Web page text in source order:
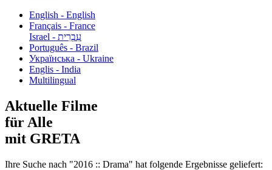
English - English
Français - France
עִבְרִית - Israel
Português - Brazil
Українська - Ukraine
Englis - India
Multilingual
Aktuelle Filme
für Alle
mit GRETA
Ihre Suche nach "2016 :: Drama" hat folgende Ergebnisse geliefert: